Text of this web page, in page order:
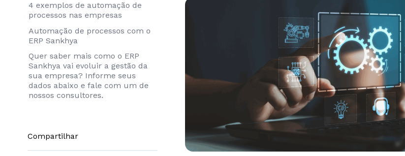
4 exemplos de automação de
processos nas empresas
Automação de processos com o
ERP Sankhya
Quer saber mais como o ERP
Sankhya vai evoluir a gestão da
sua empresa? Informe seus
dados abaixo e fale com um de
nossos consultores.
Compartilhar